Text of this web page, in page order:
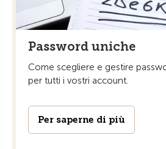
Password uniche
Come scegliere e gestire
per tutti i vostri account.
Per saperne di più